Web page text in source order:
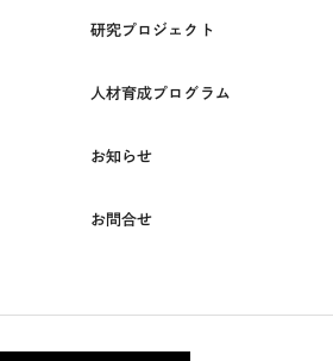
研究プロジェクト
人材育成プログラム
お知らせ
お問合せ